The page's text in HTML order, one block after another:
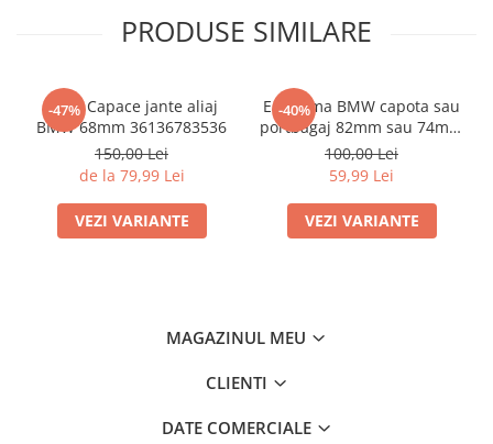
PRODUSE SIMILARE
-47%
Set 4 Capace jante aliaj
BMW 68mm 36136783536
150,00 Lei
de la 79,99 Lei
VEZI VARIANTE
-40%
Emblema BMW capota sau
portbagaj 82mm sau 74mm
(51 14-8132375)
100,00 Lei
59,99 Lei
VEZI VARIANTE
MAGAZINUL MEU
CLIENTI
DATE COMERCIALE